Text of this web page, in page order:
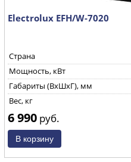
Electrolux EFH/W-7020
Страна
Мощность, кВт
Габариты (ВхШхГ), мм
Вес, кг
6 990 руб.